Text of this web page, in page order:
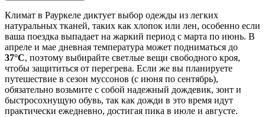
Климат в Рауркеле диктует выбор одежды из легких
натуральных тканей, таких как хлопок или лен, особенно если
ваша поездка выпадает на жаркий период с марта по июнь. В
апреле и мае дневная температура может подниматься до
37°C, поэтому выбирайте светлые вещи свободного кроя,
чтобы защититься от перегрева. Если же вы планируете
путешествие в сезон муссонов (с июня по сентябрь),
обязательно возьмите с собой надежный дождевик, зонт и
быстросохнущую обувь, так как дожди в это время идут
практически ежедневно, достигая пика в июле и августе.